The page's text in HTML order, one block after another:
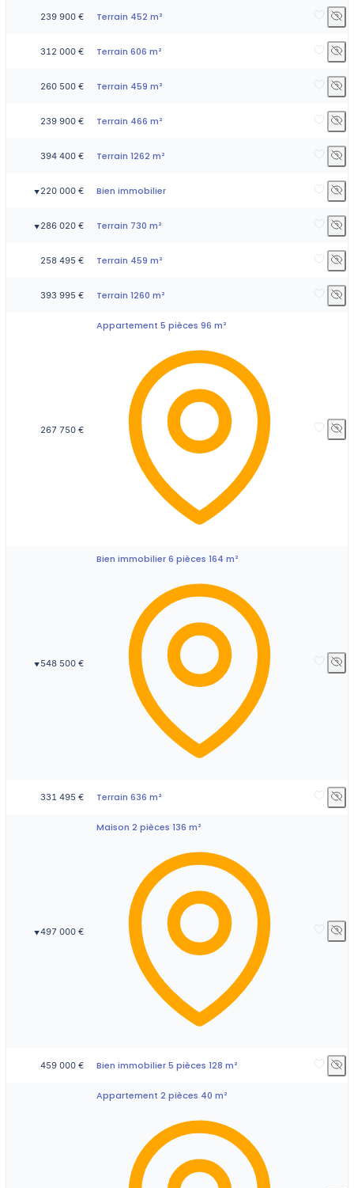
239 900 € Terrain 452 m²
312 000 € Terrain 606 m²
260 500 € Terrain 459 m²
239 900 € Terrain 466 m²
394 400 € Terrain 1262 m²
▼ 220 000 € Bien immobilier
▼ 286 020 € Terrain 730 m²
258 495 € Terrain 459 m²
393 995 € Terrain 1260 m²
267 750 €
Appartement 5 pièces 96 m²
▼ 548 500 €
Bien immobilier 6 pièces 164 m²
331 495 € Terrain 636 m²
▼497 000 €
Maison 2 pièces 136 m²
459 000 € Bien immobilier 5 pièces 128 m²
Appartement 2 pièces 40 m²